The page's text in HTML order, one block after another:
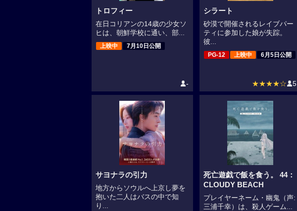
トロフィー
在日コリアンの14歳の少女ソ
ヒは、朝鮮学校に通い、部...
上映中 7月10日公開
-
シラート
砂漠で開催されるレイブパー
ティに参加した娘が失踪。
彼...
PG-12 上映中 6月5日公開
★★★★☆ 5
サヨナラの引力
地方からソウルへ上京し夢を
抱いた二人はバスの中で知
り...
死亡遊戯で飯を食う。 44：
CLOUDY BEACH
プレイヤーネーム・幽鬼（声:
三浦千幸）は、殺人ゲーム...